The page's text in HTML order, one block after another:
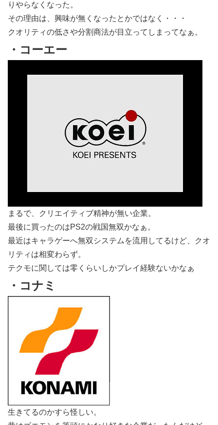
りやらなくなった。
その理由は、興味が無くなったとかではなく・・・
クオリティの低さや分割商法が目立ってしまってなぁ。
・コーエー
まるで、クリエイティブ精神が無い企業。
最後に買ったのはPS2の戦国無双かなぁ。
最近はキャラゲーへ無双システムを流用してるけど、クオ
リティは相変わらず。
テクモに関しては零くらいしかプレイ経験ないかなぁ
・コナミ
生きてるのかすら怪しい。